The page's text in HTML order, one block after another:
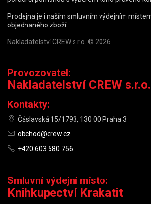
Prodejna je i naším smluvním výdejním
objednaného zboží.
Nakladatelství CREW s.r.o. © 2026
Provozovatel:
Nakladatelství CREW s.r.o.
Kontakty:
Čáslavská 15/1793, 130 00 Praha 3
obchod@crew.cz
+420 603 580 756
Smluvní výdejní místo:
Knihkupectví Krakatit